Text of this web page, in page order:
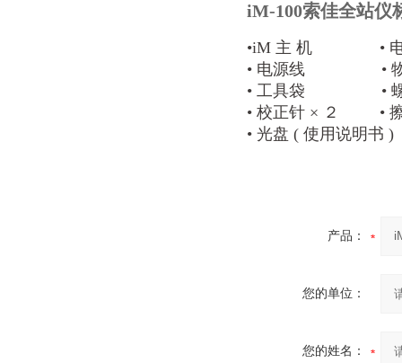
iM-100索佳全站仪
•iM 主 机 • 电
• 电源线 •
• 工具袋 •
• 校正针 × ２ •
• 光盘 ( 使用说明书
产品：
您的单位：
您的姓名：